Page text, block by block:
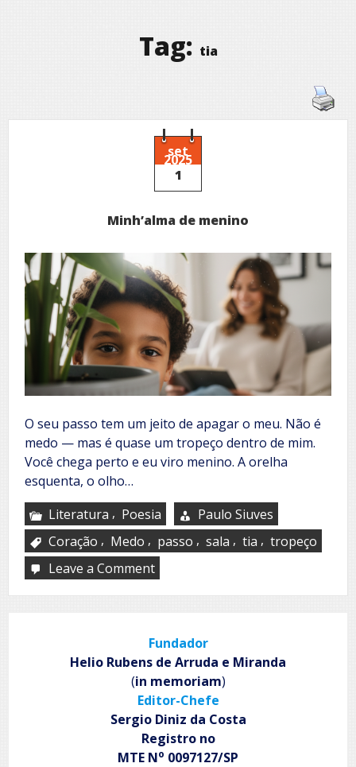
Tag: tia
set
2025
1
Minh’alma de menino
O seu passo tem um jeito de apagar o meu. Não é
medo — mas é quase um tropeço dentro de mim.
Você chega perto e eu viro menino. A orelha
esquenta, o olho…
Literatura , Poesia
Paulo Siuves
Coração , Medo , passo , sala , tia , tropeço
Leave a Commenton
de
Fundador
Helio Rubens de Arruda e Miranda
(in memoriam)
Editor-Chefe
Sergio Diniz da Costa
Registro no
MTE No 0097127/SP